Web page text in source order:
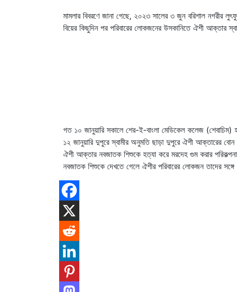
মামলার বিবরণে জানা গেছে, ২০২৩ সালের ৩ জুন বরিশাল নগরীর
বিয়ের কিছুদিন পর পরিবারের লোকজনের উসকানিতে ঐশী আক্তার
গত ১০ জানুয়ারি সকালে শের-ই-বাংলা মেডিকেল কলেজ (শেবাচিম)
১২ জানুয়ারি দুপুরে স্বামীর অনুমতি ছাড়া দুপুরে ঐশী আক্তারের বোন
ঐশী আক্তার নবজাতক শিশুকে হত্যা করে মরদেহ গুম করার
নবজাতক শিশুকে দেখতে গেলে ঐশীর পরিবারের লোকজন তাদের